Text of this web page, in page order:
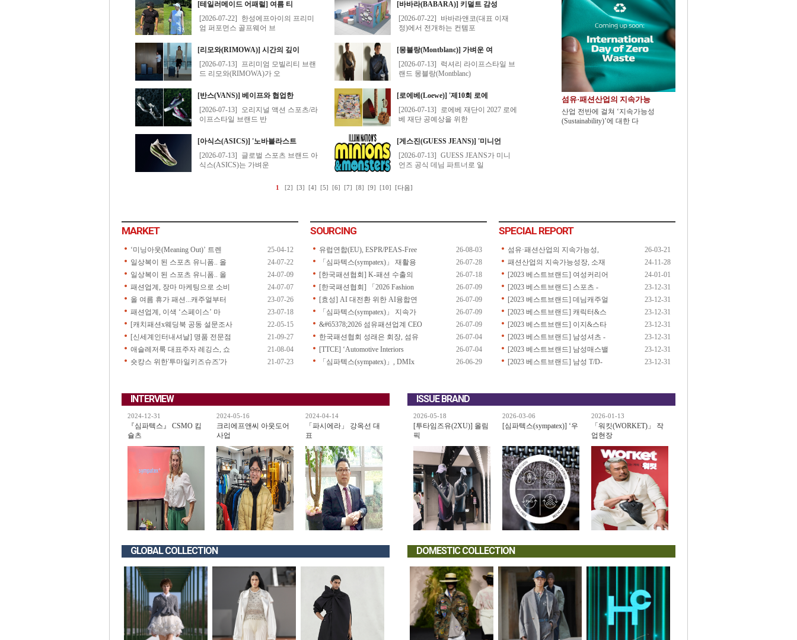
섬유·패션산업의 지속가능
산업 전반에 걸쳐 ‘지속가능성
(Sustainability)’에 대한 다
MARKET
‘미닝아웃(Meaning Out)’ 트렌
25-04-12
일상복이 된 스포츠 유니폼.. 올
24-07-22
일상복이 된 스포츠 유니폼.. 올
24-07-09
패션업계, 장마 마케팅으로 소비
24-07-07
올 여름 휴가 패션...캐주얼부터
23-07-26
패션업계, 이색 ‘스페이스’ 마
23-07-18
[캐치패션x웨딩북 공동 설문조사
22-05-15
[신세계인터내셔날] 명품 전문점
21-09-27
애슬레저룩 대표주자 레깅스, 쇼
21-08-04
숏캉스 위한'투마일키즈슈즈'가
21-07-23
SOURCING
유럽연합(EU), ESPR/PEAS-Free
26-08-03
「심파텍스(sympatex)」 재활용
26-07-28
[한국패션협회] K-패션 수출의
26-07-18
[한국패션협회] 「2026 Fashion
26-07-09
[효성] AI 대전환 위한 AI융합연
26-07-09
「심파텍스(sympatex)」 지속가
26-07-09
&#65378;2026 섬유패션업계 CEO
26-07-09
한국패션협회 성래은 회장, 섬유
26-07-04
[TTCE] ‘Automotive Interiors
26-07-04
「심파텍스(sympatex)」, DMIx
26-06-29
SPECIAL REPORT
섬유·패션산업의 지속가능성,
26-03-21
패션산업의 지속가능성장, 소재
24-11-28
[2023 베스트브랜드] 여성커리어
24-01-01
[2023 베스트브랜드] 스포츠 -
23-12-31
[2023 베스트브랜드] 데님캐주얼
23-12-31
[2023 베스트브랜드] 캐릭터&스
23-12-31
[2023 베스트브랜드] 이지&스타
23-12-31
[2023 베스트브랜드] 남성셔츠 -
23-12-31
[2023 베스트브랜드] 남성매스밸
23-12-31
[2023 베스트브랜드] 남성 T/D-
23-12-31
INTERVIEW
2024-12-31
『심파텍스』 CSMO 킴
슐츠
2024-05-16
크리에프앤씨 아웃도어
사업
2024-04-14
「파시에라」 강옥선 대
표
ISSUE BRAND
2026-05-18
[투타임즈유(2XU)] 올림
픽
2026-03-06
[심파텍스(sympatex)] ‘우
2026-01-13
「워킷(WORKET)」 작
업현장
GLOBAL COLLECTION DOMESTIC COLLECTION